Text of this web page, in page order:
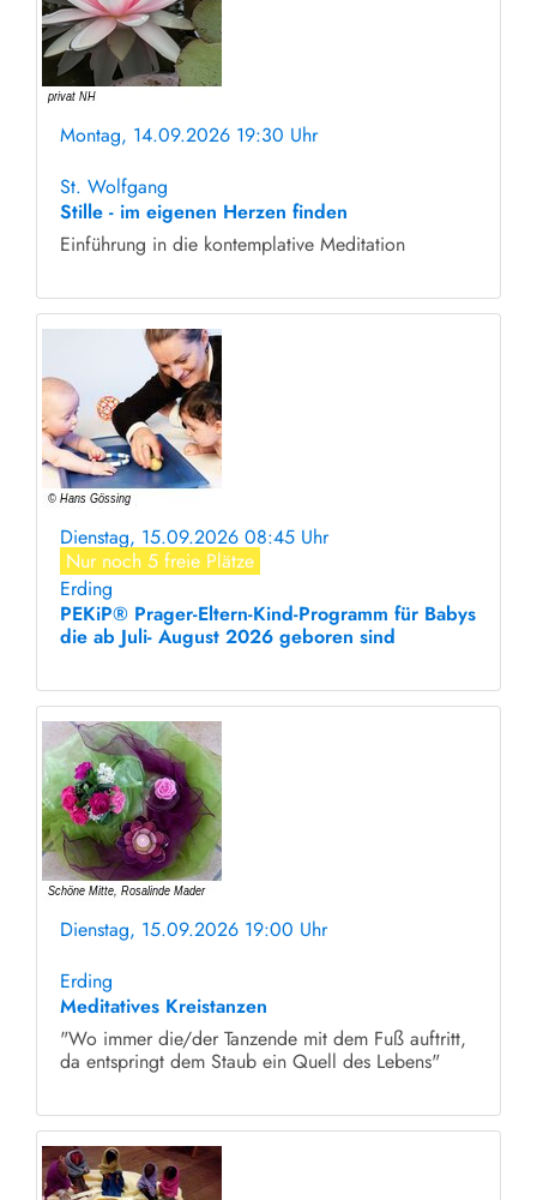
Montag, 14.09.2026 19:30 Uhr
St. Wolfgang
Stille - im eigenen Herzen finden
Einführung in die kontemplative Meditation
Dienstag, 15.09.2026 08:45 Uhr
Nur noch 5 freie Plätze
Erding
PEKiP® Prager-Eltern-Kind-Programm für Babys
die ab Juli- August 2026 geboren sind
Dienstag, 15.09.2026 19:00 Uhr
Erding
Meditatives Kreistanzen
"Wo immer die/der Tanzende mit dem Fuß auftritt,
da entspringt dem Staub ein Quell des Lebens"